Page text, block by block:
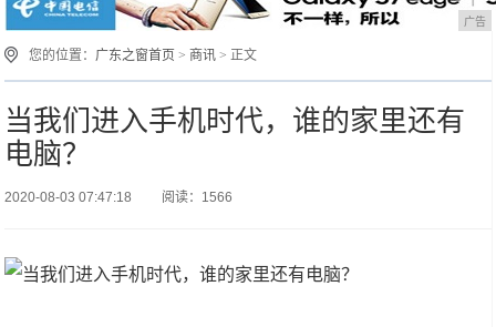
广告
您的位置： 广东之窗首页 > 商讯 > 正文
当我们进入手机时代，谁的家里还有
电脑？
2020-08-03 07:47:18 阅读：1566